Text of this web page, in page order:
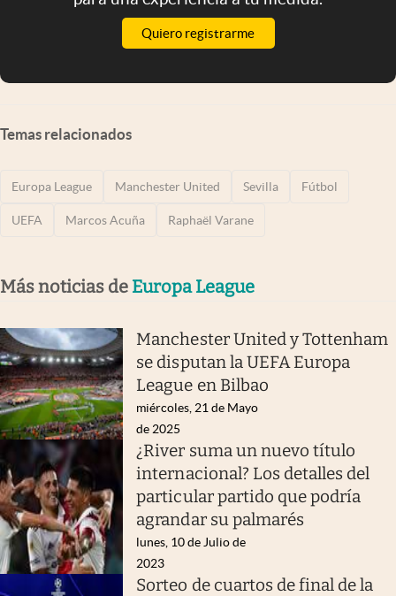
Quiero registrarme
Temas relacionados
Europa League Manchester United Sevilla Fútbol
UEFA Marcos Acuña Raphaël Varane
Más noticias de Europa League
Manchester United y Tottenham
se disputan la UEFA Europa
League en Bilbao
miércoles, 21 de Mayo
de 2025
¿River suma un nuevo título
internacional? Los detalles del
particular partido que podría
agrandar su palmarés
lunes, 10 de Julio de
2023
Sorteo de cuartos de final de la